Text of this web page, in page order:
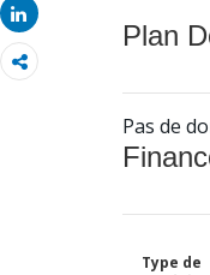
Share
Plan
Pas de
Type de